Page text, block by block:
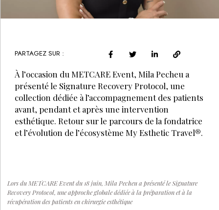
PARTAGEZ SUR :
À l’occasion du METCARE Event, Mila Pecheu a
présenté le Signature Recovery Protocol, une
collection dédiée à l’accompagnement des patients
avant, pendant et après une intervention
esthétique. Retour sur le parcours de la fondatrice
et l’évolution de l’écosystème My Esthetic Travel®.
Lors du METCARE Event du 18 juin, Mila Pecheu a présenté le Signature
Recovery Protocol, une approche globale dédiée à la préparation et à la
récupération des patients en chirurgie esthétique